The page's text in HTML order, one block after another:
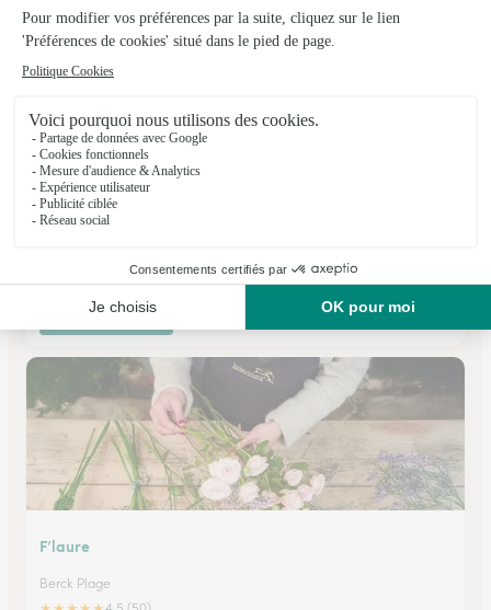
Mona Lisa
351 rue de l'impératrice
Voir la boutique
F’laure
Berck Plage